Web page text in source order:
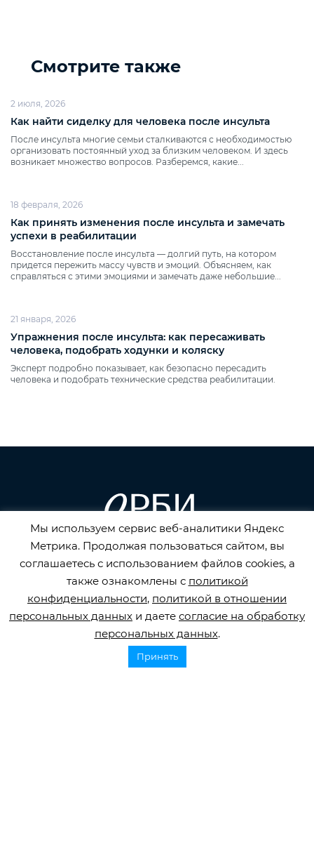
Смотрите также
2 июля, 2026
Как найти сиделку для человека после инсульта
После инсульта многие семьи сталкиваются с необходимостью
организовать постоянный уход за близким человеком. И здесь
возникает множество вопросов. Разберемся, какие...
18 февраля, 2026
Как принять изменения после инсульта и замечать
успехи в реабилитации
Восстановление после инсульта — долгий путь, на котором
придется пережить массу чувств и эмоций. Объясняем, как
справляться с этими эмоциями и замечать даже небольшие...
21 января, 2026
Упражнения после инсульта: как пересаживать
человека, подобрать ходунки и коляску
Эксперт подробно показывает, как безопасно пересадить
человека и подобрать технические средства реабилитации.
Горячая линия по инсульту
8 800 707 52 29
info@orbifond.ru
Мы используем сервис веб-аналитики Яндекс
Метрика. Продолжая пользоваться сайтом, вы
соглашаетесь с использованием файлов cookies, а
также ознакомлены с политикой
конфиденциальности, политикой в отношении
персональных данных и даете согласие на обработку
персональных данных.
Принять